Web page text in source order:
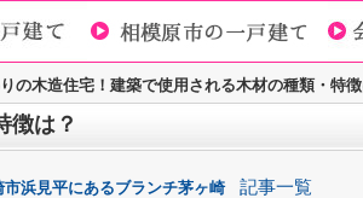
の木造住宅！建築で使用される木材の種類・特徴
徴は？
浜見平にあるブランチ茅ヶ崎 記事一覧